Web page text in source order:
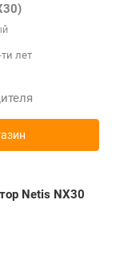
лет
Netis NX30